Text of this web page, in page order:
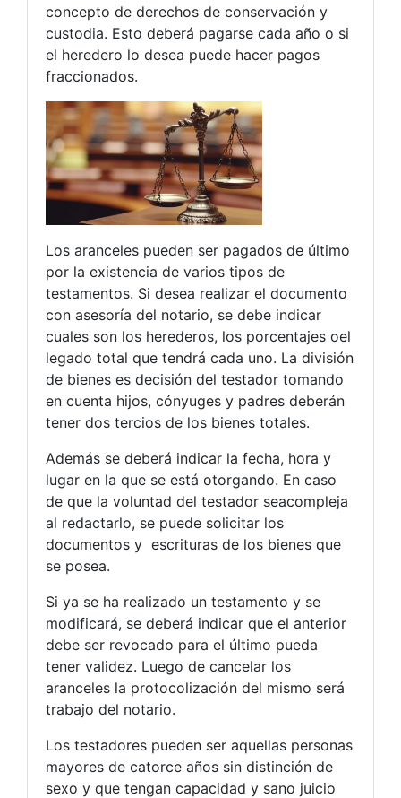
concepto de derechos de conservación y
custodia. Esto deberá pagarse cada año o si
el heredero lo desea puede hacer pagos
fraccionados.
Los aranceles pueden ser pagados de último
por la existencia de varios tipos de
testamentos. Si desea realizar el documento
con asesoría del notario, se debe indicar
cuales son los herederos, los porcentajes oel
legado total que tendrá cada uno. La división
de bienes es decisión del testador tomando
en cuenta hijos, cónyuges y padres deberán
tener dos tercios de los bienes totales.
Además se deberá indicar la fecha, hora y
lugar en la que se está otorgando. En caso
de que la voluntad del testador seacompleja
al redactarlo, se puede solicitar los
documentos y escrituras de los bienes que
se posea.
Si ya se ha realizado un testamento y se
modificará, se deberá indicar que el anterior
debe ser revocado para el último pueda
tener validez. Luego de cancelar los
aranceles la protocolización del mismo será
trabajo del notario.
Los testadores pueden ser aquellas personas
mayores de catorce años sin distinción de
sexo y que tengan capacidad y sano juicio